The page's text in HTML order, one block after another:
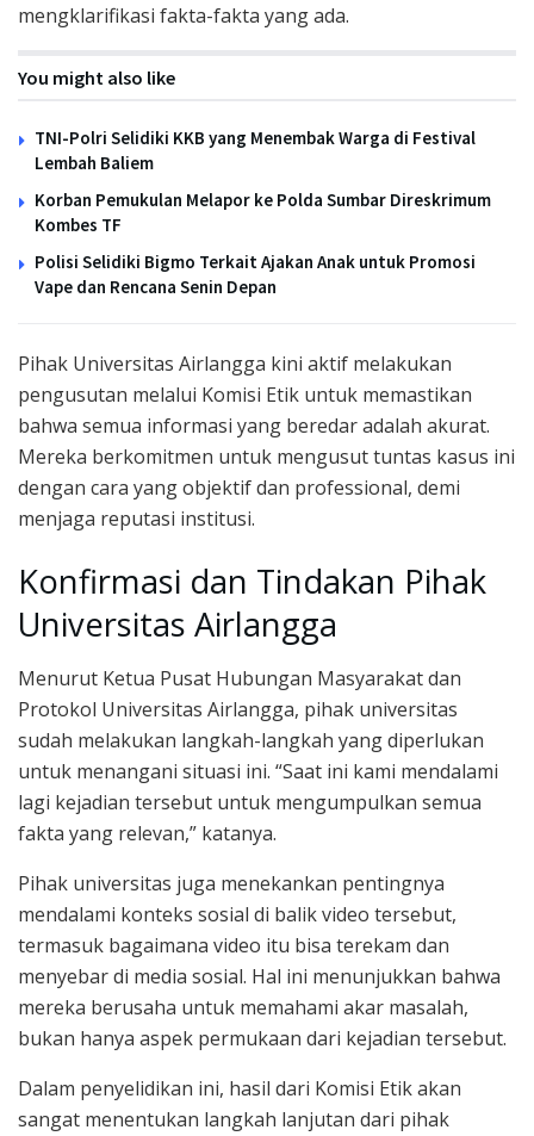
mengklarifikasi fakta-fakta yang ada.
You might also like
TNI-Polri Selidiki KKB yang Menembak Warga di Festival
Lembah Baliem
Korban Pemukulan Melapor ke Polda Sumbar Direskrimum
Kombes TF
Polisi Selidiki Bigmo Terkait Ajakan Anak untuk Promosi
Vape dan Rencana Senin Depan
Pihak Universitas Airlangga kini aktif melakukan
pengusutan melalui Komisi Etik untuk memastikan
bahwa semua informasi yang beredar adalah akurat.
Mereka berkomitmen untuk mengusut tuntas kasus ini
dengan cara yang objektif dan professional, demi
menjaga reputasi institusi.
Konfirmasi dan Tindakan Pihak
Universitas Airlangga
Menurut Ketua Pusat Hubungan Masyarakat dan
Protokol Universitas Airlangga, pihak universitas
sudah melakukan langkah-langkah yang diperlukan
untuk menangani situasi ini. “Saat ini kami mendalami
lagi kejadian tersebut untuk mengumpulkan semua
fakta yang relevan,” katanya.
Pihak universitas juga menekankan pentingnya
mendalami konteks sosial di balik video tersebut,
termasuk bagaimana video itu bisa terekam dan
menyebar di media sosial. Hal ini menunjukkan bahwa
mereka berusaha untuk memahami akar masalah,
bukan hanya aspek permukaan dari kejadian tersebut.
Dalam penyelidikan ini, hasil dari Komisi Etik akan
sangat menentukan langkah lanjutan dari pihak